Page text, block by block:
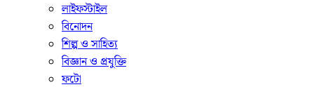
লাইফস্টাইল
বিনোদন
শিল্প ও সাহিত্য
বিজ্ঞান ও প্রযুক্তি
ফটো